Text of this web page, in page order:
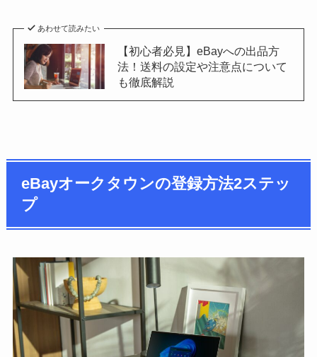
あわせて読みたい
【初心者必見】eBayへの出品方
法！送料の設定や注意点について
も徹底解説
eBayオークタウンの登録方法2ステッ
プ